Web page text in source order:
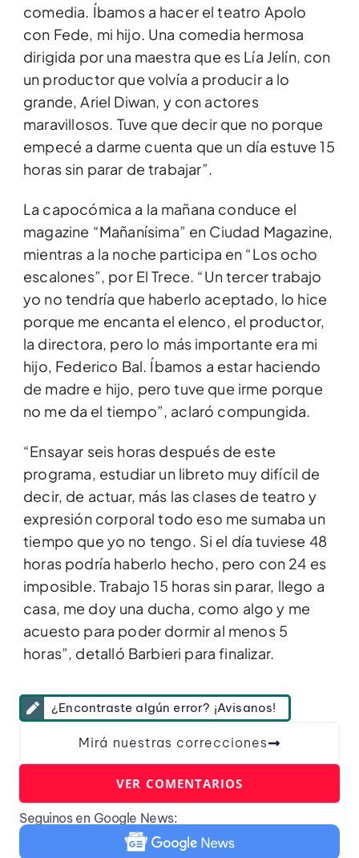
comedia. Íbamos a hacer el teatro Apolo
con Fede, mi hijo. Una comedia hermosa
dirigida por una maestra que es Lía Jelín, con
un productor que volvía a producir a lo
grande, Ariel Diwan, y con actores
maravillosos. Tuve que decir que no porque
empecé a darme cuenta que un día estuve 15
horas sin parar de trabajar”.
La capocómica a la mañana conduce el
magazine “Mañanísima” en Ciudad Magazine,
mientras a la noche participa en “Los ocho
escalones”, por El Trece. “Un tercer trabajo
yo no tendría que haberlo aceptado, lo hice
porque me encanta el elenco, el productor,
la directora, pero lo más importante era mi
hijo, Federico Bal. Íbamos a estar haciendo
de madre e hijo, pero tuve que irme porque
no me da el tiempo”, aclaró compungida.
“Ensayar seis horas después de este
programa, estudiar un libreto muy difícil de
decir, de actuar, más las clases de teatro y
expresión corporal todo eso me sumaba un
tiempo que yo no tengo. Si el día tuviese 48
horas podría haberlo hecho, pero con 24 es
imposible. Trabajo 15 horas sin parar, llego a
casa, me doy una ducha, como algo y me
acuesto para poder dormir al menos 5
horas”, detalló Barbieri para finalizar.
¿Encontraste algún error? ¡Avisanos!
Mirá nuestras correcciones
VER COMENTARIOS
Seguinos en Google News: